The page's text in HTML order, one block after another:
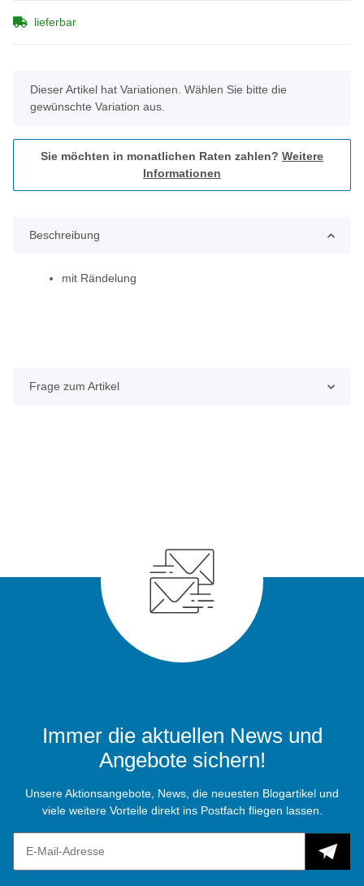
lieferbar
x
Dieser Artikel hat Variationen. Wählen Sie bitte die
gewünschte Variation aus.
Sie möchten in monatlichen Raten zahlen? Weitere
Informationen
Beschreibung
mit Rändelung
Frage zum Artikel
Immer die aktuellen News und
Angebote sichern!
Unsere Aktionsangebote, News, die neuesten Blogartikel und
viele weitere Vorteile direkt ins Postfach fliegen lassen.